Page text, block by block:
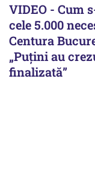
VIDEO - Cum
cele 5.000
Centura
„Puțini au
finalizată”